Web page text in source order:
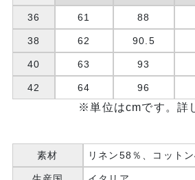
36 61 88
38 62 90.5
40 63 93
42 64 96
※単位はcmです。詳
素材 リネン58％、コット